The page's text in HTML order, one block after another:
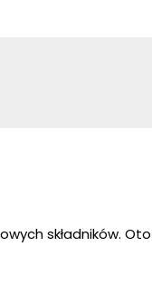
składników.